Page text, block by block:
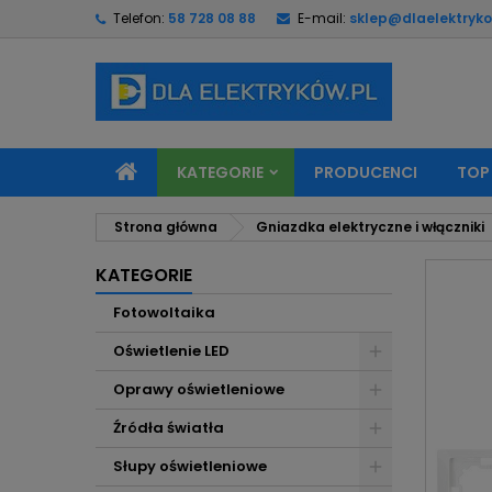
Telefon: 58 728 08 88 E-mail:
KATEGORIE PRODUCENCI
Strona główna Gniazdka elektryczne i włączniki
KATEGORIE
Fotowoltaika
Oświetlenie LED
Oprawy oświetleniowe
Źródła światła
Słupy oświetleniowe